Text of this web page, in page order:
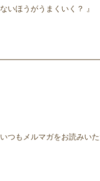
いほうがうまくいく？ 』
つもメルマガをお読みい